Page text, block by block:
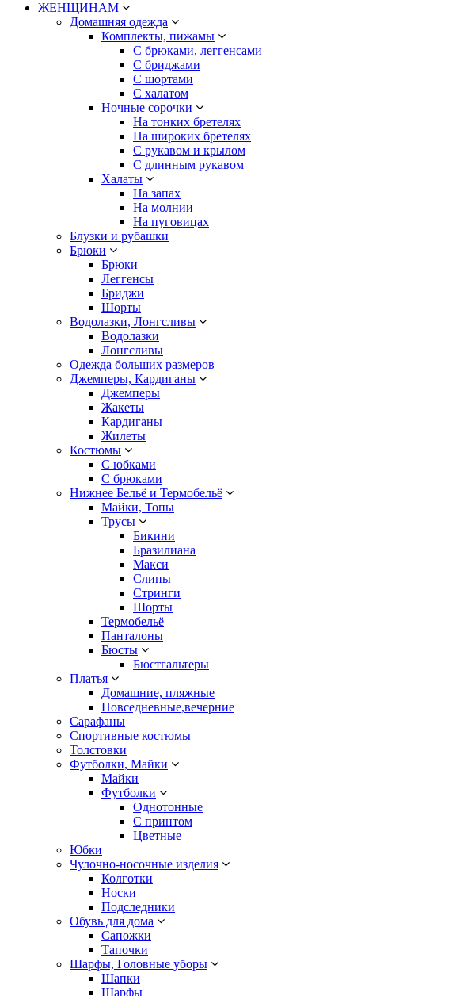
ЖЕНЩИНАМ
Домашняя одежда
Комплекты, пижамы
С брюками, леггенсами
С бриджами
С шортами
С халатом
Ночные сорочки
На тонких бретелях
На широких бретелях
С рукавом и крылом
С длинным рукавом
Халаты
На запах
На молнии
На пуговицах
Блузки и рубашки
Брюки
Брюки
Леггенсы
Бриджи
Шорты
Водолазки, Лонгсливы
Водолазки
Лонгсливы
Одежда больших размеров
Джемперы, Кардиганы
Джемперы
Жакеты
Кардиганы
Жилеты
Костюмы
С юбками
С брюками
Нижнее Бельё и Термобельё
Майки, Топы
Трусы
Бикини
Бразилиана
Макси
Слипы
Стринги
Шорты
Термобельё
Панталоны
Бюсты
Бюстгальтеры
Платья
Домашние, пляжные
Повседневные,вечерние
Сарафаны
Спортивные костюмы
Толстовки
Футболки, Майки
Майки
Футболки
Однотонные
С принтом
Цветные
Юбки
Чулочно-носочные изделия
Колготки
Носки
Подследники
Обувь для дома
Сапожки
Тапочки
Шарфы, Головные уборы
Шапки
Шарфы